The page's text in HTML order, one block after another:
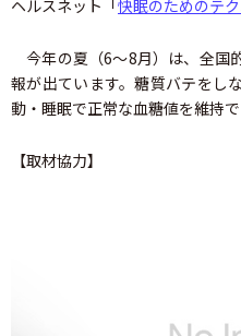
ヘルスネット「 快眠のためのテ
今年の夏（6～8月）は、全国
報が出ています。糖質バテをし
動・睡眠で正常な血糖値を維持
【取材協力】